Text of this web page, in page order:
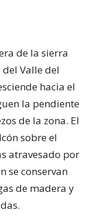
de la sierra
Valle del
hacia el
la pendiente
de la zona. El
sobre el
atravesado por
se conservan
de madera y